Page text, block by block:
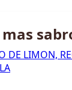
DE LIMON,